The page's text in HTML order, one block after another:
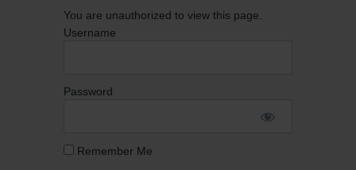
You are unauthorized to view this page.
Username
Password
Remember Me